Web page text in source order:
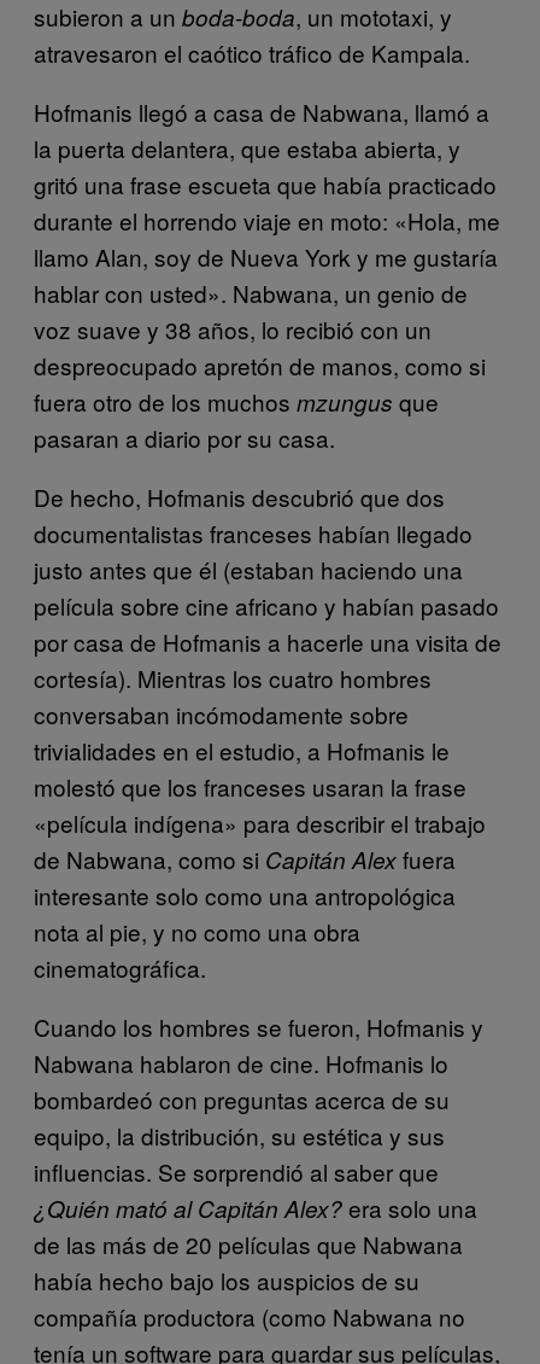
subieron a un boda-boda, un mototaxi, y
atravesaron el caótico tráfico de Kampala.
Hofmanis llegó a casa de Nabwana, llamó a
la puerta delantera, que estaba abierta, y
gritó una frase escueta que había practicado
durante el horrendo viaje en moto: «Hola, me
llamo Alan, soy de Nueva York y me gustaría
hablar con usted». Nabwana, un genio de
voz suave y 38 años, lo recibió con un
despreocupado apretón de manos, como si
fuera otro de los muchos mzungus que
pasaran a diario por su casa.
De hecho, Hofmanis descubrió que dos
documentalistas franceses habían llegado
justo antes que él (estaban haciendo una
película sobre cine africano y habían pasado
por casa de Hofmanis a hacerle una visita de
cortesía). Mientras los cuatro hombres
conversaban incómodamente sobre
trivialidades en el estudio, a Hofmanis le
molestó que los franceses usaran la frase
«película indígena» para describir el trabajo
de Nabwana, como si Capitán Alexfuera
interesante solo como una antropológica
nota al pie, y no como una obra
cinematográfica.
Cuando los hombres se fueron, Hofmanis y
Nabwana hablaron de cine. Hofmanis lo
bombardeó con preguntas acerca de su
equipo, la distribución, su estética y sus
influencias. Se sorprendió al saber que
¿Quién mató al Capitán Alex?era solo una
de las más de 20 películas que Nabwana
había hecho bajo los auspicios de su
compañía productora (como Nabwana no
tenía un software para guardar sus películas,